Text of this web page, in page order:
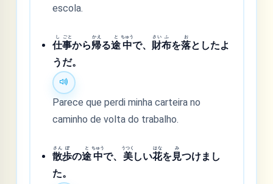
escola.
仕
し
事
ごと
から帰
かえ
る途
と
中
ちゅう
で、 財
さい
布
ふ
を落
お
としたよ
うだ。
Parece que perdi minha carteira no
caminho de volta do trabalho.
散
さん
歩
ぽ
の途
と
中
ちゅう
で、 美
うつく
しい花
はな
を見
み
つけまし
た。